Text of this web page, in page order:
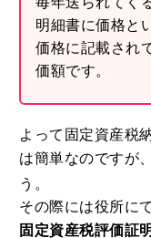
毎年送られてく
価額です。
よって固定資産税
は簡単なのですが、